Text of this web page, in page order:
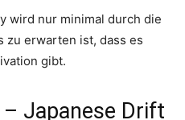
wird nur minimal durch die
zu erwarten ist, dass es
gibt.
Japanese Drift